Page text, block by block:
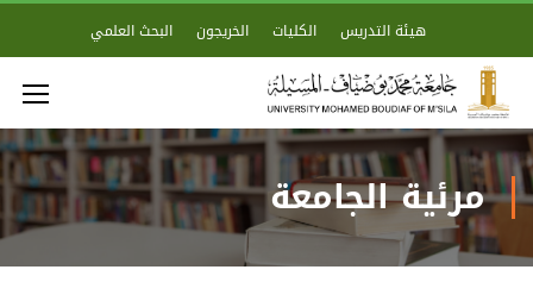
هيئة التدريس الكليات الخريجون البحث العلمي
مرئية الجامعة